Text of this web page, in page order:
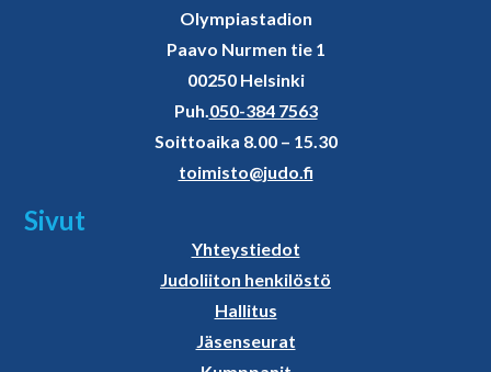
Olympiastadion
Paavo Nurmen tie 1
00250 Helsinki
Puh.050-384 7563
Soittoaika 8.00 – 15.30
toimisto@judo.fi
Sivut
Yhteystiedot
Judoliiton henkilöstö
Hallitus
Jäsenseurat